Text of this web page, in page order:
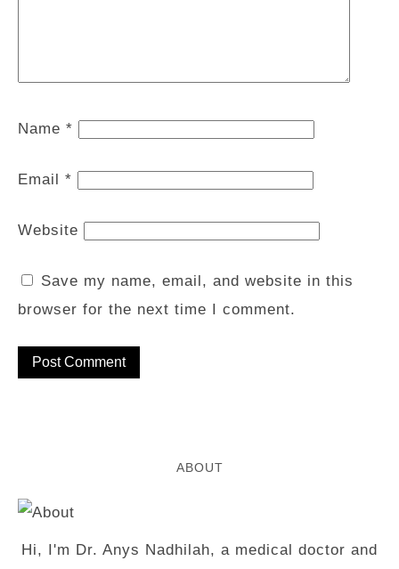
Name *
Email *
Website
Save my name, email, and website in this
browser for the next time I comment.
ABOUT
Hi, I'm Dr. Anys Nadhilah, a medical doctor and